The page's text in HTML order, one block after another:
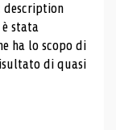
stata
ha lo scopo di
di quasi